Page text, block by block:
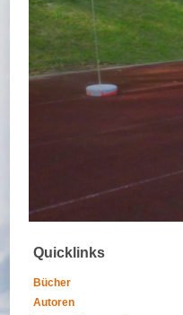
Quicklinks
Bücher
Autoren